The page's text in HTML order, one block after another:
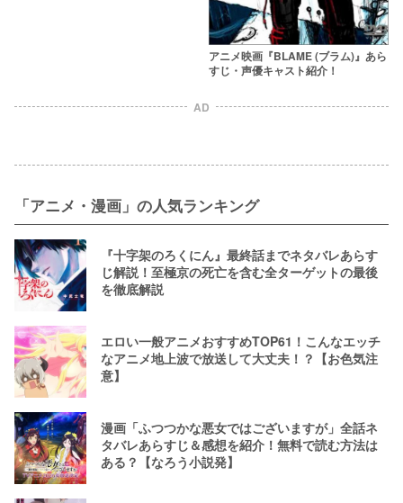
アニメ映画『BLAME (ブラム)』あら
すじ・声優キャスト紹介！
AD
「アニメ・漫画」の人気ランキング
『十字架のろくにん』最終話までネタバレあらす
じ解説！至極京の死亡を含む全ターゲットの最後
を徹底解説
エロい一般アニメおすすめTOP61！こんなエッチ
なアニメ地上波で放送して大丈夫！？【お色気注
意】
漫画「ふつつかな悪女ではございますが」全話ネ
タバレあらすじ＆感想を紹介！無料で読む方法は
ある？【なろう小説発】